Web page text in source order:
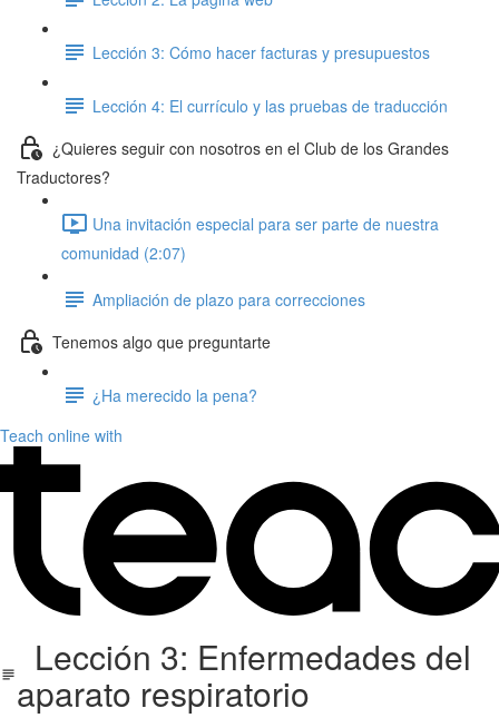
Lección 3: Cómo hacer facturas y presupuestos
Lección 4: El currículo y las pruebas de traducción
¿Quieres seguir con nosotros en el Club de los Grandes
Traductores?
Una invitación especial para ser parte de nuestra
comunidad (2:07)
Ampliación de plazo para correcciones
Tenemos algo que preguntarte
¿Ha merecido la pena?
Teach online with
Lección 3: Enfermedades del
aparato respiratorio